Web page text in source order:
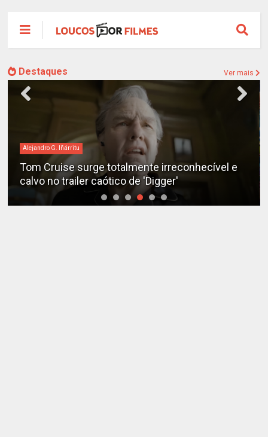
Destaques Ver mais
Alejandro G. Iñárritu
Tom Cruise surge totalmente irreconhecível e
calvo no trailer caótico de 'Digger'